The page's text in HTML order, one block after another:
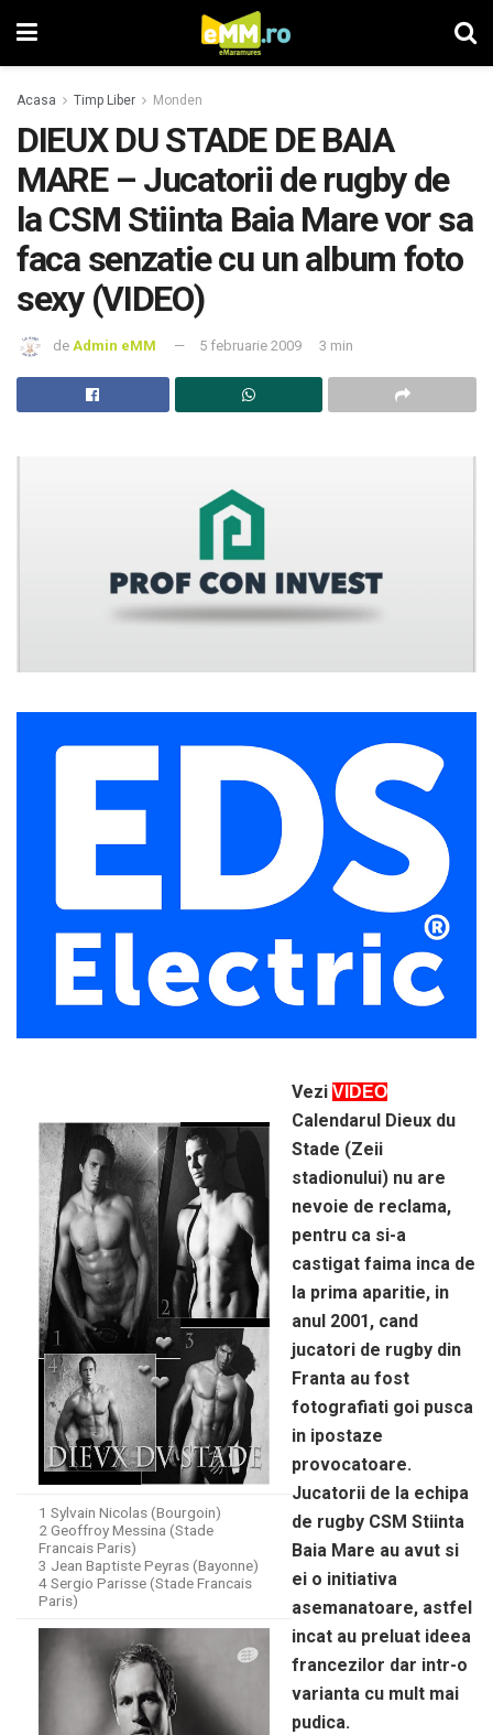
Acasa Timp Liber Monden
DIEUX DU STADE DE BAIA
MARE – Jucatorii de rugby de
la CSM Stiinta Baia Mare vor sa
faca senzatie cu un album foto
sexy (VIDEO)
de Admin eMM 5 februarie 2009 3 min
1 Sylvain Nicolas (Bourgoin)
2 Geoffroy Messina (Stade
Francais Paris)
3 Jean Baptiste Peyras (Bayonne)
4 Sergio Parisse (Stade Francais
Paris)
Vezi VIDEO
Calendarul Dieux du
Stade (Zeii
stadionului) nu are
nevoie de reclama,
pentru ca si-a
castigat faima inca de
la prima aparitie, in
anul 2001, cand
jucatori de rugby din
Franta au fost
fotografiati goi pusca
in ipostaze
provocatoare.
Jucatorii de la echipa
de rugby CSM Stiinta
Baia Mare au avut si
ei o initiativa
asemanatoare, astfel
incat au preluat ideea
francezilor dar intr-o
varianta cu mult mai
pudica.